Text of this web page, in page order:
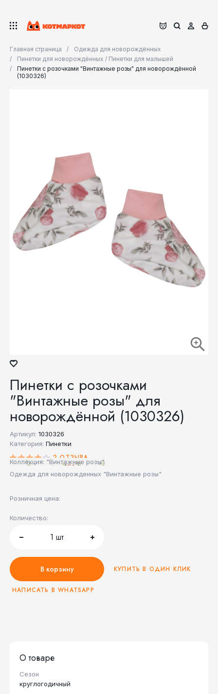
Главная страница
Одежда для новорождённых
Пинетки для новорождённых / Пинетки для малышей
Пинетки с розочками "Винтажные розы" для новорождённой
(1030326)
Пинетки с розочками
"Винтажные розы" для
новорождённой (1030326)
Артикул: 1030326
Категория: Пинетки
2 ОТЗЫВА
Коллекция: "Винтажные розы"
Одежда для новорожденных "Винтажные розы"
Розничная цена:
Количество:
1 шт
В корзину КУПИТЬ В ОДИН КЛИК
НАПИСАТЬ В WHATSAPP
О товаре
Сезон
круглогодичный